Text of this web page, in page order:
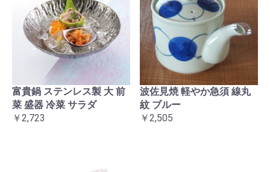
富貴鍋 ステンレス製 大 前
菜 盛器 冷菜 サラダ
￥2,723
波佐見焼 軽やか急須 線丸
紋 ブルー
￥2,505